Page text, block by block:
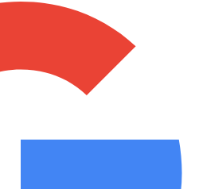
evropski put
u 89. minutu promašio penal